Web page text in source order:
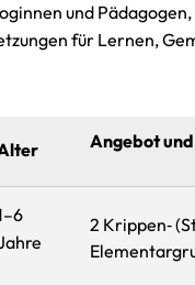
und
für Lernen,
Angebot
2 Krippen‑